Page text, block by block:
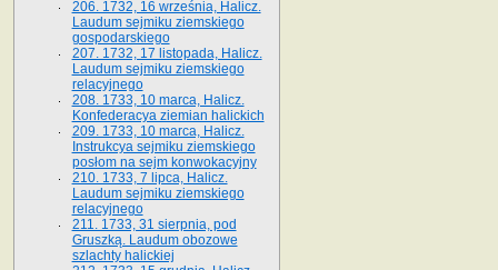
206. 1732, 16 września, Halicz.
Laudum sejmiku ziemskiego
gospodarskiego
207. 1732, 17 listopada, Halicz.
Laudum sejmiku ziemskiego
relacyjnego
208. 1733, 10 marca, Halicz.
Konfederacya ziemian halickich­
209. 1733, 10 marca, Halicz.
Instrukcya sejmiku ziemskiego
posłom na sejm konwokacyjny
210. 1733, 7 lipca, Halicz.
Laudum sejmiku ziemskiego
relacyjnego
211. 1733, 31 sierpnia, pod
Gruszką. Laudum obozowe
szlachty halickiej